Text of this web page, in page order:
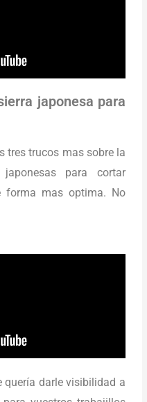
japonesa para
tres trucos mas sobre la
para cortar
forma mas optima. No
quería darle visibilidad a